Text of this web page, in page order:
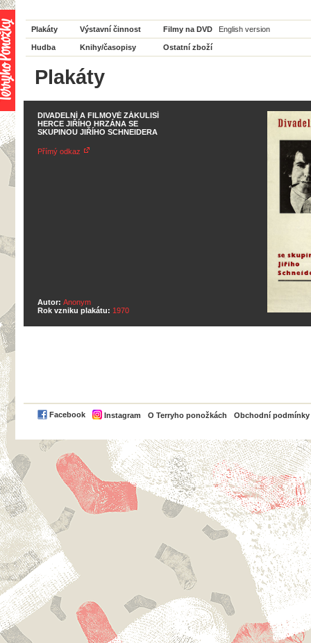
Plakáty Výstavní činnost Filmy na DVD English version
Hudba Knihy/časopisy Ostatní zboží
Plakáty
DIVADELNÍ A FILMOVÉ ZÁKULISÍ
HERCE JIŘÍHO HRZÁNA SE
SKUPINOU JIŘÍHO SCHNEIDERA
Přímý odkaz
Autor: Anonym
Rok vzniku plakátu: 1970
Facebook Instagram O Terryho ponožkách Obchodní podmínky
PayPal